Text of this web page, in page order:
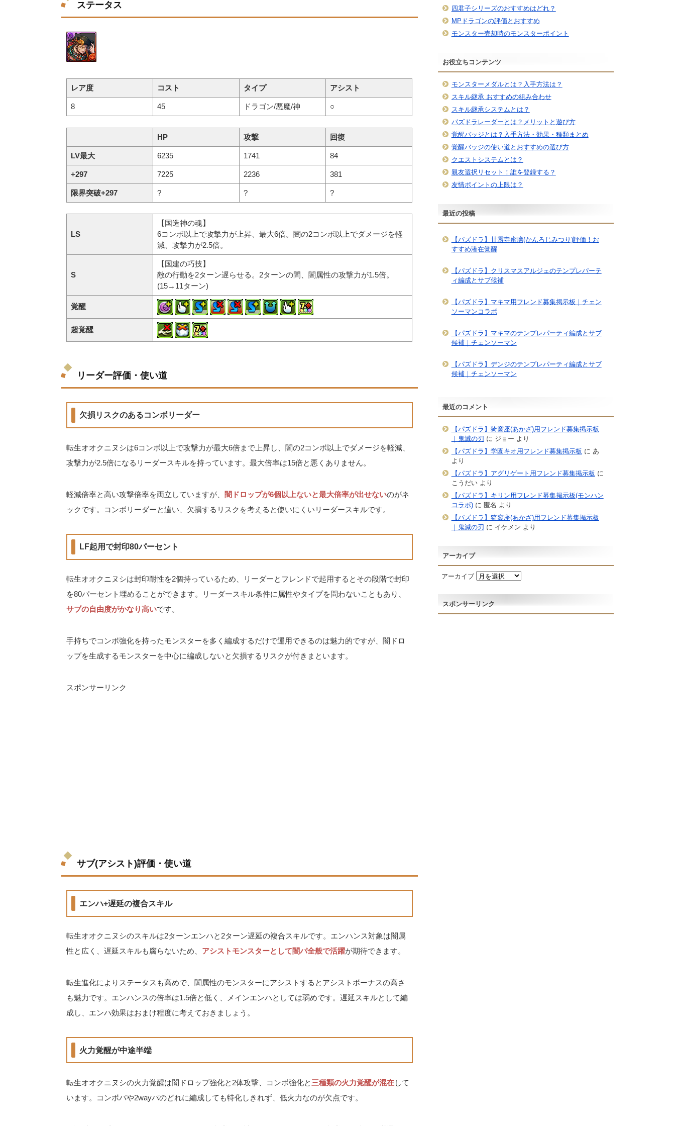
ステータス
レア度 コスト タイプ アシスト
8 45 ドラゴン/悪魔/神 ○
HP 攻撃 回復
LV最大 6235 1741 84
+297 7225 2236 381
限界突破+297 ? ? ?
LS
【国造神の魂】
6コンボ以上で攻撃力が上昇、最大6倍。闇の2コンボ以上でダメージを軽
減、攻撃力が2.5倍。
S
【国建の巧技】
敵の行動を2ターン遅らせる。2ターンの間、闇属性の攻撃力が1.5倍。
(15→11ターン)
覚醒
超覚醒
リーダー評価・使い道
欠損リスクのあるコンボリーダー
転生オオクニヌシは6コンボ以上で攻撃力が最大6倍まで上昇し、闇の2コンボ以上でダメージを軽減、
攻撃力が2.5倍になるリーダースキルを持っています。最大倍率は15倍と悪くありません。
軽減倍率と高い攻撃倍率を両立していますが、 闇ドロップが6個以上ないと最大倍率が出せないのがネ
ックです。コンボリーダーと違い、欠損するリスクを考えると使いにくいリーダースキルです。
LF起用で封印80パーセント
転生オオクニヌシは封印耐性を2個持っているため、リーダーとフレンドで起用するとその段階で封印
を80パーセント埋めることができます。リーダースキル条件に属性やタイプを問わないこともあり、
サブの自由度がかなり高いです。
手持ちでコンボ強化を持ったモンスターを多く編成するだけで運用できるのは魅力的ですが、闇ドロ
ップを生成するモンスターを中心に編成しないと欠損するリスクが付きまといます。
スポンサーリンク
サブ(アシスト)評価・使い道
エンハ+遅延の複合スキル
転生オオクニヌシのスキルは2ターンエンハと2ターン遅延の複合スキルです。エンハンス対象は闇属
性と広く、遅延スキルも腐らないため、 アシストモンスターとして闇パ全般で活躍が期待できます。
転生進化によりステータスも高めで、闇属性のモンスターにアシストするとアシストボーナスの高さ
も魅力です。エンハンスの倍率は1.5倍と低く、メインエンハとしては弱めです。遅延スキルとして編
成し、エンハ効果はおまけ程度に考えておきましょう。
火力覚醒が中途半端
転生オオクニヌシの火力覚醒は闇ドロップ強化と2体攻撃、コンボ強化と 三種類の火力覚醒が混在して
います。コンボパや2wayパのどれに編成しても特化しきれず、低火力なのが欠点です。
四君子シリーズのおすすめはどれ？
MPドラゴンの評価とおすすめ
モンスター売却時のモンスターポイント
お役立ちコンテンツ
モンスターメダルとは？入手方法は？
スキル継承 おすすめの組み合わせ
スキル継承システムとは？
パズドラレーダーとは？メリットと遊び方
覚醒バッジとは？入手方法・効果・種類まとめ
覚醒バッジの使い道とおすすめの選び方
クエストシステムとは？
親友選択リセット！誰を登録する？
友情ポイントの上限は？
最近の投稿
【パズドラ】甘露寺蜜璃(かんろじみつり)評価！お
すすめ潜在覚醒
【パズドラ】クリスマスアルジェのテンプレパーテ
ィ編成とサブ候補
【パズドラ】マキマ用フレンド募集掲示板｜チェン
ソーマンコラボ
【パズドラ】マキマのテンプレパーティ編成とサブ
候補｜チェンソーマン
【パズドラ】デンジのテンプレパーティ編成とサブ
候補｜チェンソーマン
最近のコメント
【パズドラ】猗窩座(あかざ)用フレンド募集掲示板
｜鬼滅の刃 に ジョー より
【パズドラ】学園キオ用フレンド募集掲示板 に あ
より
【パズドラ】アグリゲート用フレンド募集掲示板 に
こうだいより
【パズドラ】キリン用フレンド募集掲示板(モンハン
コラボ)に 匿名 より
【パズドラ】猗窩座(あかざ)用フレンド募集掲示板
｜鬼滅の刃 に イケメン より
アーカイブ
アーカイブ
スポンサーリンク